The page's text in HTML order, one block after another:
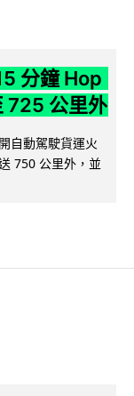
分鐘 Hop
725 公里外
自動駕駛貨運火
750 公里外，並